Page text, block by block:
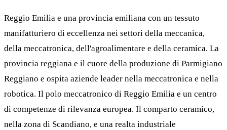
Reggio Emilia e una provincia emiliana con un tessuto
manifatturiero di eccellenza nei settori della meccanica,
della meccatronica, dell'agroalimentare e della ceramica. La
provincia reggiana e il cuore della produzione di Parmigiano
Reggiano e ospita aziende leader nella meccatronica e nella
robotica. Il polo meccatronico di Reggio Emilia e un centro
di competenze di rilevanza europea. Il comparto ceramico,
nella zona di Scandiano, e una realta industriale